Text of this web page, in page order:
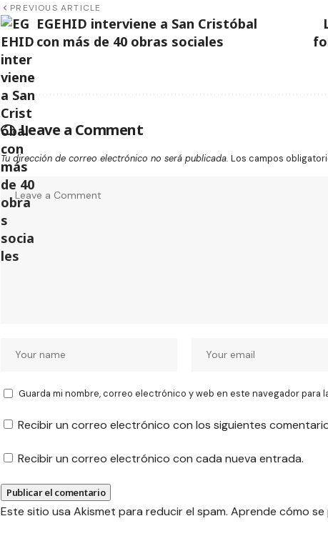
PREVIOUS ARTICLE
EGEHID interviene a San Cristóbal
con más de 40 obras sociales
Leave a Comment
Tu dirección de correo electrónico no será publicada. Los campos
Guarda mi nombre, correo electrónico y web en este navegador para
Recibir un correo electrónico con los siguientes
Recibir un correo electrónico con cada nueva entrada.
Este sitio usa Akismet para reducir el spam. Aprende cómo